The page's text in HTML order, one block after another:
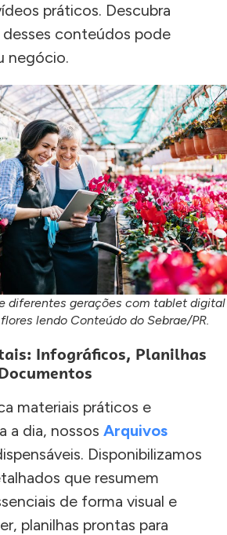
práticos. Descubra
conteúdos pode
negócio.
diferentes gerações com tablet digital
lendo Conteúdo do Sebrae/PR.
Infográficos, Planilhas
materiais práticos e
a dia, nossos Arquivos
Disponibilizamos
que resumem
de forma visual e
planilhas prontas para